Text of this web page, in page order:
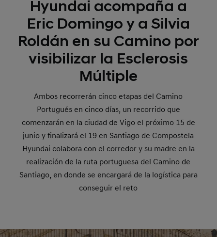
Hyundai acompaña a
Eric Domingo y a Silvia
Roldán en su Camino por
visibilizar la Esclerosis
Múltiple
Ambos recorrerán cinco etapas del Camino
Portugués en cinco días, un recorrido que
comenzarán en la ciudad de Vigo el próximo 15 de
junio y finalizará el 19 en Santiago de Compostela
Hyundai colabora con el corredor y su madre en la
realización de la ruta portuguesa del Camino de
Santiago, en donde se encargará de la logística para
conseguir el reto